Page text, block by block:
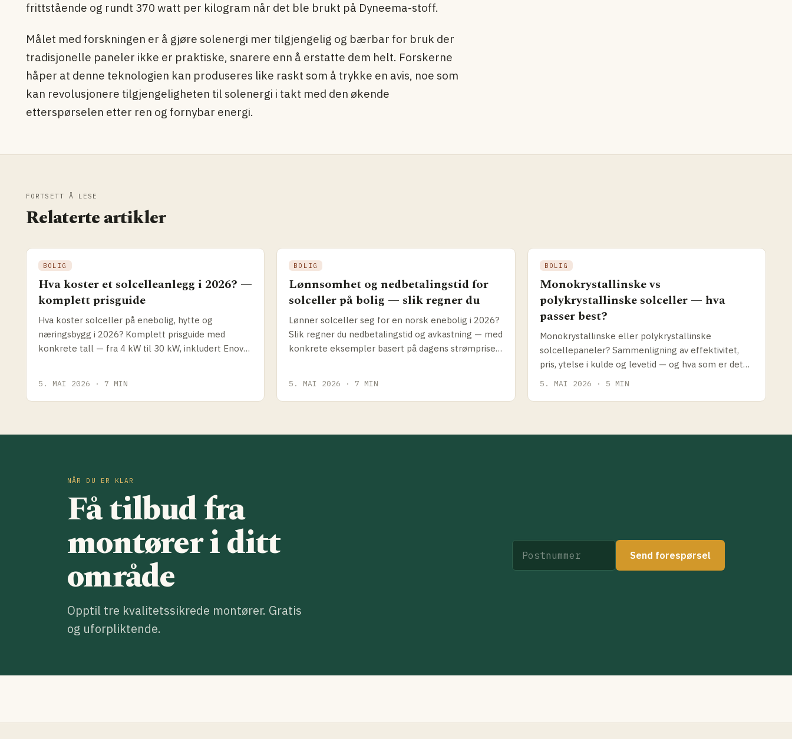
frittstående og rundt 370 watt per kilogram når det ble brukt på Dyneema-stoff.
Målet med forskningen er å gjøre solenergi mer tilgjengelig og bærbar for bruk der
tradisjonelle paneler ikke er praktiske, snarere enn å erstatte dem helt. Forskerne
håper at denne teknologien kan produseres like raskt som å trykke en avis, noe som
kan revolusjonere tilgjengeligheten til solenergi i takt med den økende
etterspørselen etter ren og fornybar energi.
FORTSETT Å LESE
Relaterte artikler
BOLIG
Hva koster et solcelleanlegg i 2026? —
komplett prisguide
Hva koster solceller på enebolig, hytte og
næringsbygg i 2026? Komplett prisguide med
konkrete tall — fra 4 kW til 30 kW, inkludert Enova-
5. MAI 2026 · 7 MIN
BOLIG
Lønnsomhet og nedbetalingstid for
solceller på bolig — slik regner du
Lønner solceller seg for en norsk enebolig i 2026?
Slik regner du nedbetalings­tid og avkastning — med
konkrete eksempler basert på dagens strømpriser,
5. MAI 2026 · 7 MIN
BOLIG
Monokrystallinske vs
polykrystallinske solceller — hva
passer best?
Monokrystallinske eller polykrystallinske
solcellepaneler? Sammenligning av effektivitet,
pris, ytelse i kulde og levetid — og hva som er det
riktige valget for norske forhold i 2026.
5. MAI 2026 · 5 MIN
NÅR DU ER KLAR
Få tilbud fra
montører i ditt
område
Opptil tre kvalitetssikrede montører. Gratis
og uforpliktende.
Send forespørsel